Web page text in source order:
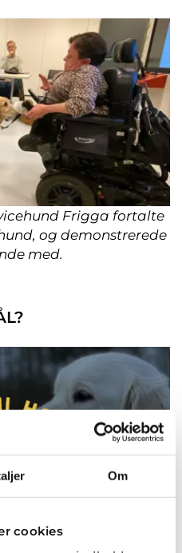
Om
cookies
Frigga fortalte
og demonstrerede
med.